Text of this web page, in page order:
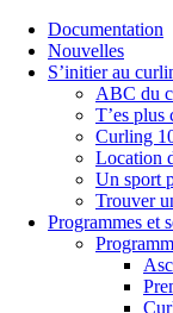
Documentation
Nouvelles
S’initier au
ABC du
T’es plus
Curling
Location
Un sport
Trouver
Programmes et